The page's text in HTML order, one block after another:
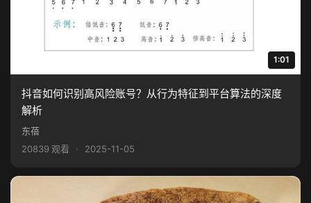
1:01
抖音如何识别高风险账号？从行为特征到平台算法的深度
解析
东蓓
20839 观看
· 2025-11-05